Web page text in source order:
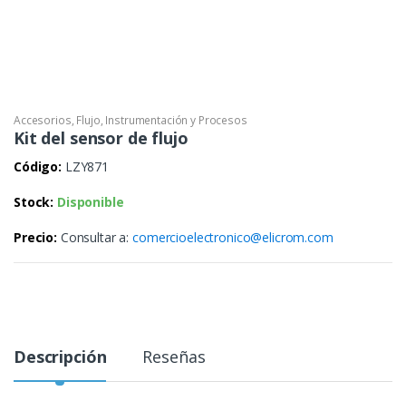
Accesorios, Flujo, Instrumentación y Procesos
Kit del sensor de flujo
Código: LZY871
Stock: Disponible
Precio: Consultar a:comercioelectronico@elicrom.com
Descripción Reseñas